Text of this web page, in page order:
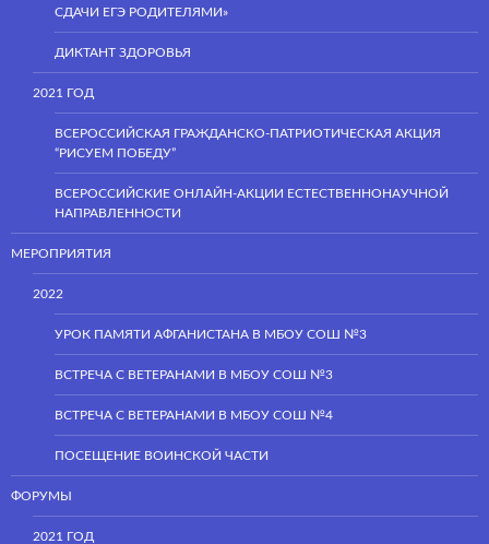
СДАЧИ ЕГЭ РОДИТЕЛЯМИ»
ДИКТАНТ ЗДОРОВЬЯ
2021 ГОД
ВСЕРОССИЙСКАЯ ГРАЖДАНСКО-ПАТРИОТИЧЕСКАЯ АКЦИЯ
“РИСУЕМ ПОБЕДУ”
ВСЕРОССИЙСКИЕ ОНЛАЙН-АКЦИИ ЕСТЕСТВЕННОНАУЧНОЙ
НАПРАВЛЕННОСТИ
МЕРОПРИЯТИЯ
2022
УРОК ПАМЯТИ АФГАНИСТАНА В МБОУ СОШ №3
ВСТРЕЧА С ВЕТЕРАНАМИ В МБОУ СОШ №3
ВСТРЕЧА С ВЕТЕРАНАМИ В МБОУ СОШ №4
ПОСЕЩЕНИЕ ВОИНСКОЙ ЧАСТИ
ФОРУМЫ
2021 ГОД